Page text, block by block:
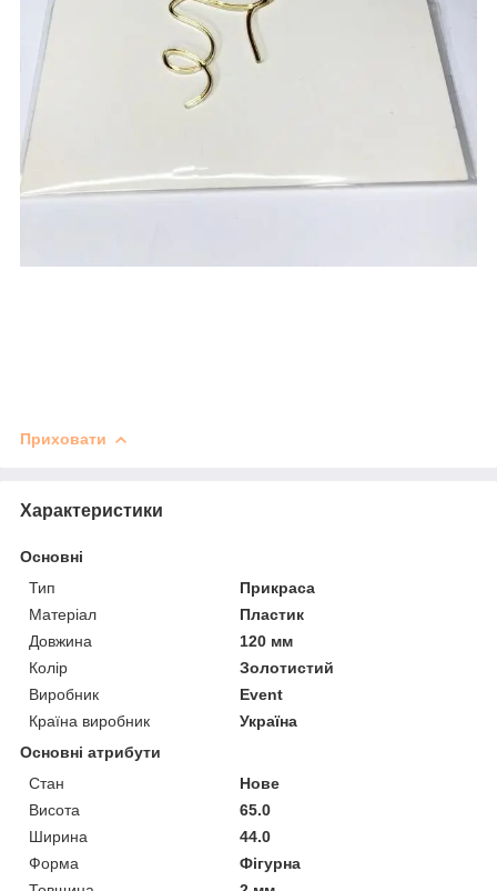
Приховати
Характеристики
Основні
Тип
Прикраса
Матеріал
Пластик
Довжина
120 мм
Колір
Золотистий
Виробник
Event
Країна виробник
Україна
Основні атрибути
Стан
Нове
Висота
65.0
Ширина
44.0
Форма
Фігурна